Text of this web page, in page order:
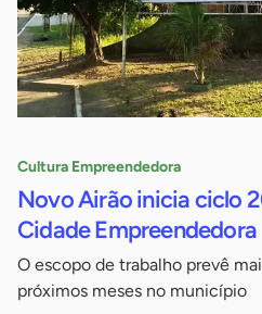
Cultura Empreendedora
Novo Airão inicia ciclo
Cidade Empreendedora
O escopo de trabalho prevê
próximos meses no município